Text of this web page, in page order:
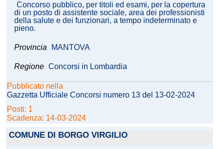
Concorso pubblico, per titoli ed esami, per la copertura
di un posto di assistente sociale, area dei professionisti
della salute e dei funzionari, a tempo indeterminato e
pieno.
Provincia MANTOVA
Regione Concorsi in Lombardia
Pubblicato nella
Gazzetta Ufficiale Concorsi numero 13 del 13-02-2024
Posti: 1
Scadenza: 14-03-2024
COMUNE DI BORGO VIRGILIO